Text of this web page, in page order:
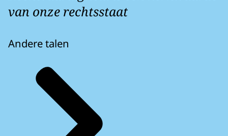
van onze rechtsstaat
Andere talen